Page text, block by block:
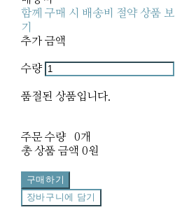
함께 구매 시 배송비 절약 상품 보
기
추가 금액
수량
품절된 상품입니다.
주문 수량
0개
총 상품 금액 0원
구매하기
장바구니에 담기